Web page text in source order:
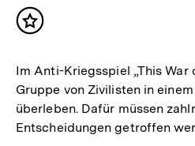
Inhalt
Im Anti-Kriegsspiel „This War
Gruppe von Zivilisten in
überleben. Dafür müssen
Entscheidungen getroffen